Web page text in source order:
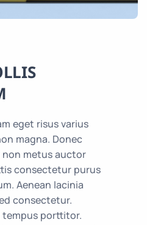
eget risus varius
magna. Donec
metus auctor
consectetur purus
Aenean lacinia
consectetur.
porttitor.